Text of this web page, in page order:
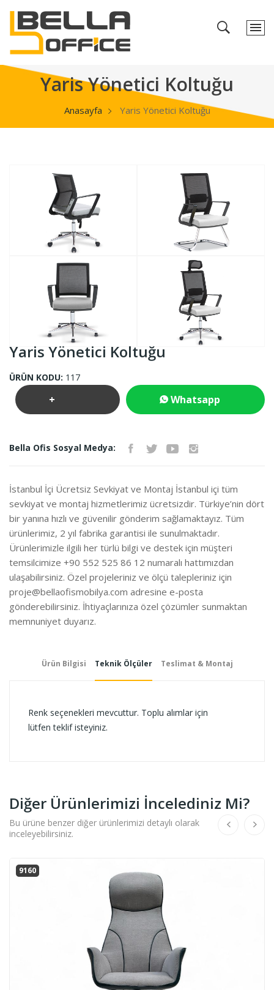
Yaris Yönetici Koltuğu
Anasayfa Yaris Yönetici Koltuğu
Yaris Yönetici Koltuğu
ÜRÜN KODU: 117
+ Whatsapp
Bella Ofis Sosyal Medya:
İstanbul İçi Ücretsiz Sevkiyat ve Montaj İstanbul içi tüm
sevkiyat ve montaj hizmetlerimiz ücretsizdir. Türkiye’nin dört
bir yanına hızlı ve güvenilir gönderim sağlamaktayız. Tüm
ürünlerimiz, 2 yıl fabrika garantisi ile sunulmaktadır.
Ürünlerimizle ilgili her türlü bilgi ve destek için müşteri
temsilcimize +90 552 525 86 12 numaralı hattımızdan
ulaşabilirsiniz. Özel projeleriniz ve ölçü talepleriniz için
proje@bellaofismobilya.com adresine e-posta
gönderebilirsiniz. İhtiyaçlarınıza özel çözümler sunmaktan
memnuniyet duyarız.
Ürün Bilgisi Teknik Ölçüler Teslimat & Montaj
Renk seçenekleri mevcuttur. Toplu alımlar için
lütfen teklif isteyiniz.
Diğer Ürünlerimizi İncelediniz Mi?
Bu ürüne benzer diğer ürünlerimizi detaylı olarak
inceleyebilirsiniz.
9160